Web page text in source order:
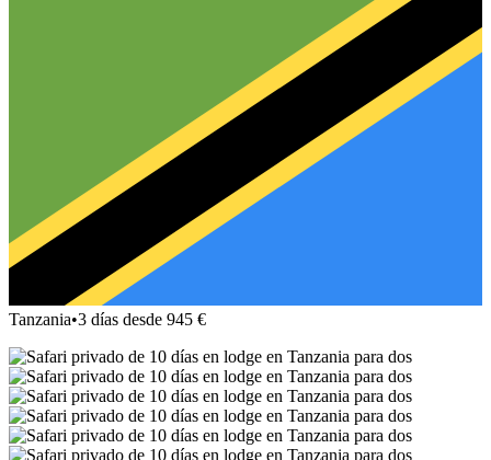
Tanzania•3 días desde 945 €